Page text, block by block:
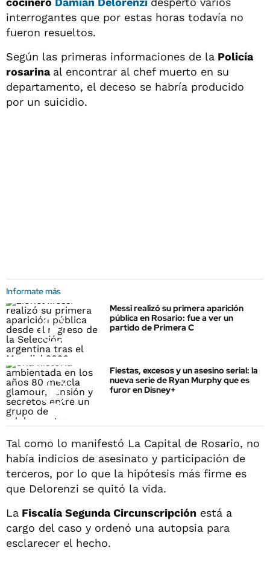
interrogantes que por estas horas todavía no
fueron resueltos.
Según las primeras informaciones de la Policía
rosarina al encontrar al chef muerto en su
departamento, el deceso se habría producido
por un suicidio.
Informate más
Messi realizó su primera aparición
pública en Rosario: fue a ver un
partido de Primera C
Fiestas, excesos y un asesino serial: la
nueva serie de Ryan Murphy que es
furor en Disney+
Tal como lo manifestó La Capital de Rosario, no
había indicios de asesinato y participación de
terceros, por lo que la hipótesis más firme es
que Delorenzi se quitó la vida.
La Fiscalía Segunda Circunscripción está a
cargo del caso y ordenó una autopsia para
esclarecer el hecho.